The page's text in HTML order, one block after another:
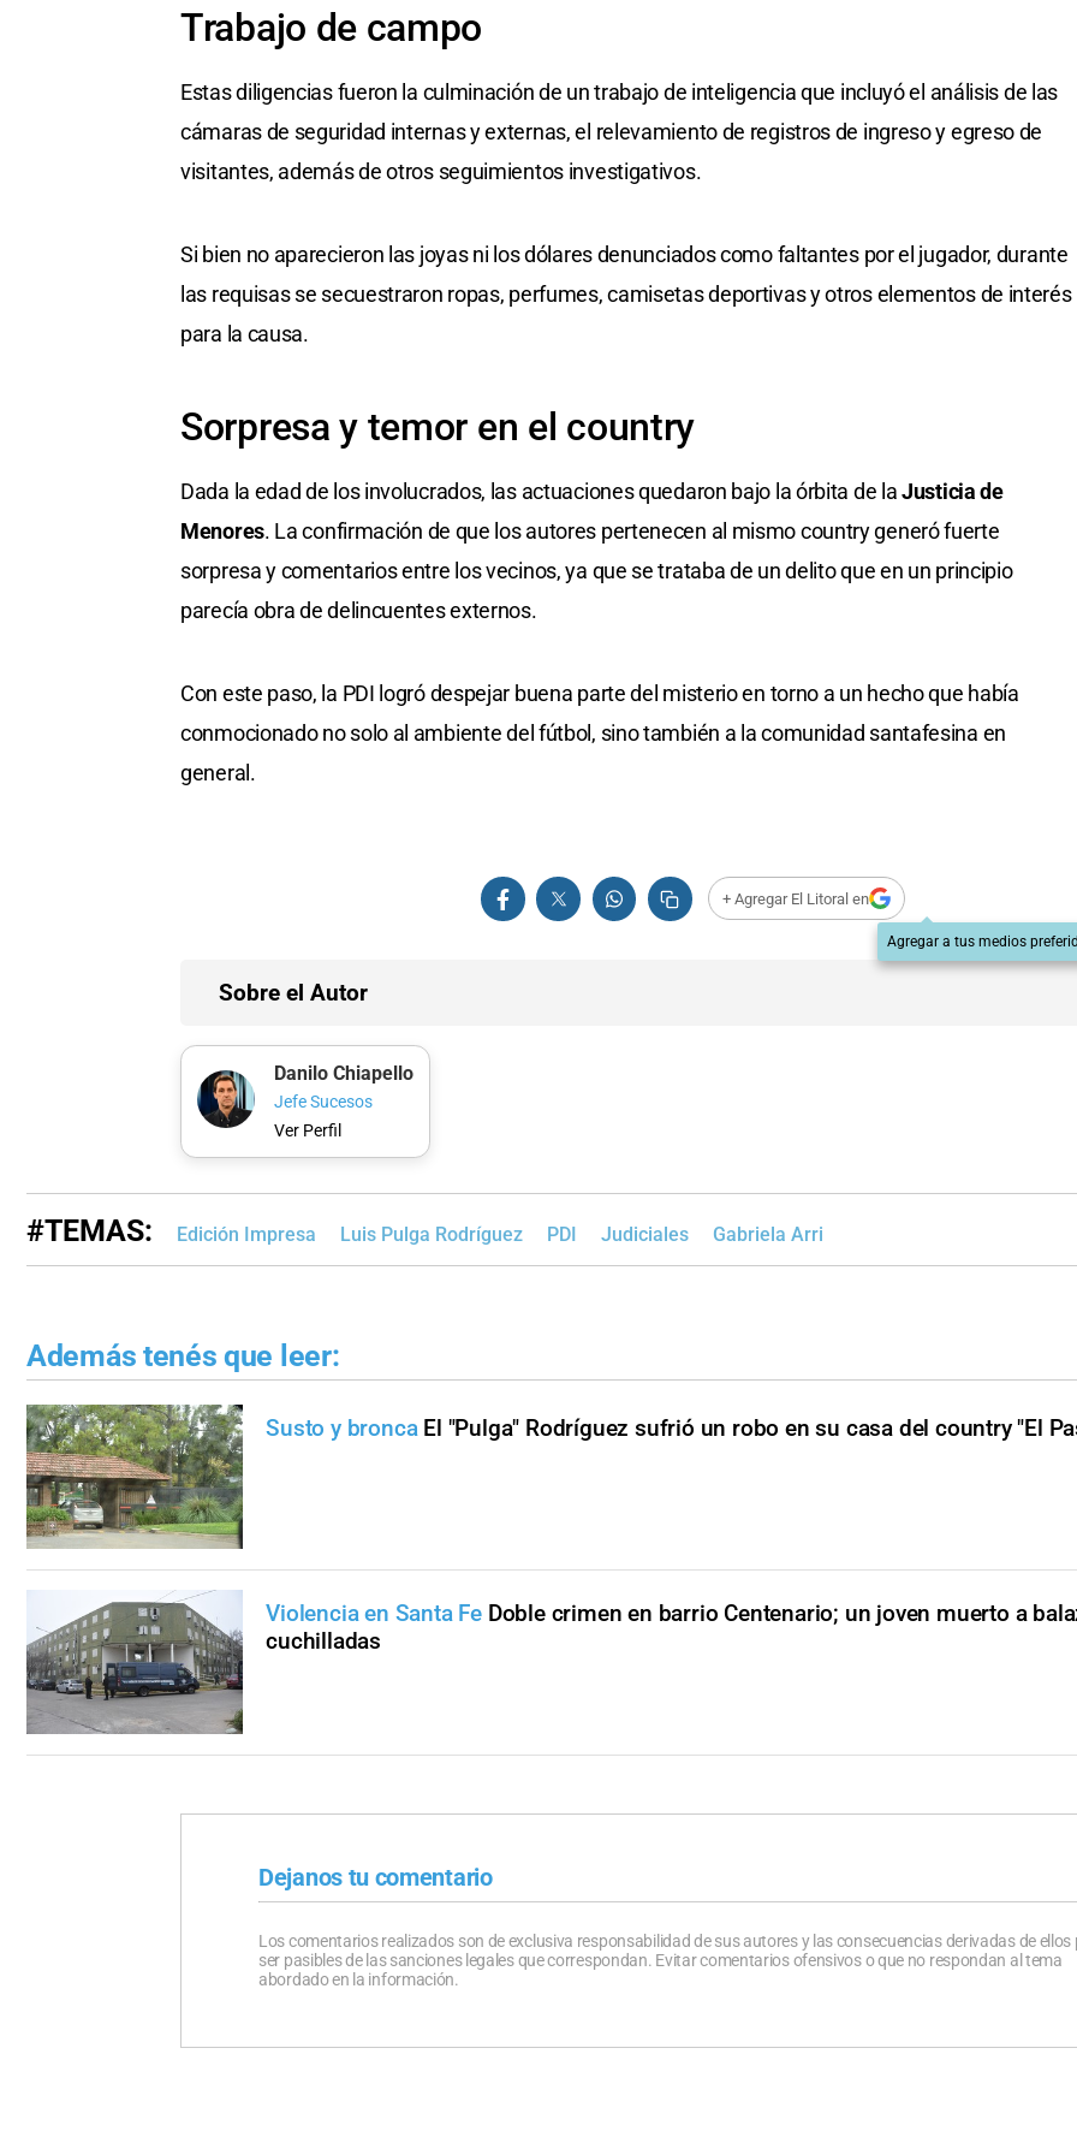
Trabajo de campo
Estas diligencias fueron la culminación de un trabajo de inteligencia que incluyó el análisis de las
cámaras de seguridad internas y externas, el relevamiento de registros de ingreso y egreso de
visitantes, además de otros seguimientos investigativos.
Si bien no aparecieron las joyas ni los dólares denunciados como faltantes por el jugador, durante
las requisas se secuestraron ropas, perfumes, camisetas deportivas y otros elementos de interés
para la causa.
Sorpresa y temor en el country
Dada la edad de los involucrados, las actuaciones quedaron bajo la órbita de laJusticia de
Menores. La confirmación de que los autores pertenecen al mismo country generó fuerte
sorpresa y comentarios entre los vecinos, ya que se trataba de un delito que en un principio
parecía obra de delincuentes externos.
Con este paso, la PDI logró despejar buena parte del misterio en torno a un hecho que había
conmocionado no solo al ambiente del fútbol, sino también a la comunidad santafesina en
general.
+ Agregar El Litoral en
Agregar a tus medios
Sobre el Autor
Danilo Chiapello
Jefe Sucesos
Ver Perfil
#TEMAS: Edición Impresa Luis Pulga Rodríguez PDI Judiciales Gabriela Arri
Además tenés que leer:
Susto y bronca El "Pulga" Rodríguez sufrió un robo en su casa del country "El
Violencia en Santa Fe Doble crimen en barrio Centenario; un joven muerto a
cuchilladas
Dejanos tu comentario
Los comentarios realizados son de exclusiva responsabilidad de sus autores y las consecuencias derivadas de ellos
ser pasibles de las sanciones legales que correspondan. Evitar comentarios ofensivos o que no respondan al tema
abordado en la información.